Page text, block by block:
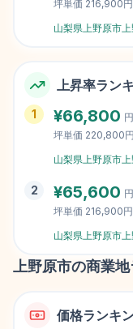
坪単価 216,900
山梨県上野原市
上昇率ラン
1 ¥66,800
坪単価 220,800
山梨県上野原市
2 ¥65,600
坪単価 216,900
山梨県上野原市
上野原市の商業
価格ランキ